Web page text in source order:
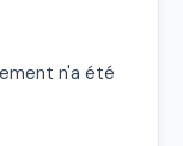
n'a été